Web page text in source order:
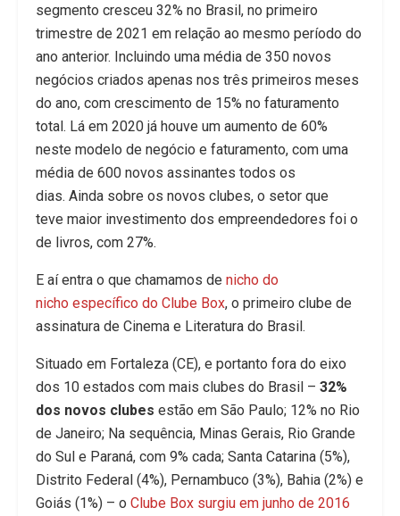
segmento cresceu 32% no Brasil, no primeiro
trimestre de 2021 em relação ao mesmo período do
ano anterior. Incluindo uma média de 350 novos
negócios criados apenas nos três primeiros meses
do ano, com crescimento de 15% no faturamento
total. Lá em 2020 já houve um aumento de 60%
neste modelo de negócio e faturamento, com uma
média de 600 novos assinantes todos os
dias. Ainda sobre os novos clubes, o setor que
teve maior investimento dos empreendedores foi o
de livros, com 27%.
E aí entra o que chamamos de nicho do
nicho específico do Clube Box, o primeiro clube de
assinatura de Cinema e Literatura do Brasil.
Situado em Fortaleza (CE), e portanto fora do eixo
dos 10 estados com mais clubes do Brasil – 32%
dos novos clubes estão em São Paulo; 12% no Rio
de Janeiro; Na sequência, Minas Gerais, Rio Grande
do Sul e Paraná, com 9% cada; Santa Catarina (5%),
Distrito Federal (4%), Pernambuco (3%), Bahia (2%) e
Goiás (1%) – o Clube Box surgiu em junho de 2016